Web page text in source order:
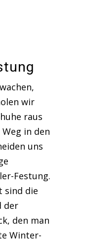
wir
raus
in den
uns
Festung.
sind die
der
den man
Winter-